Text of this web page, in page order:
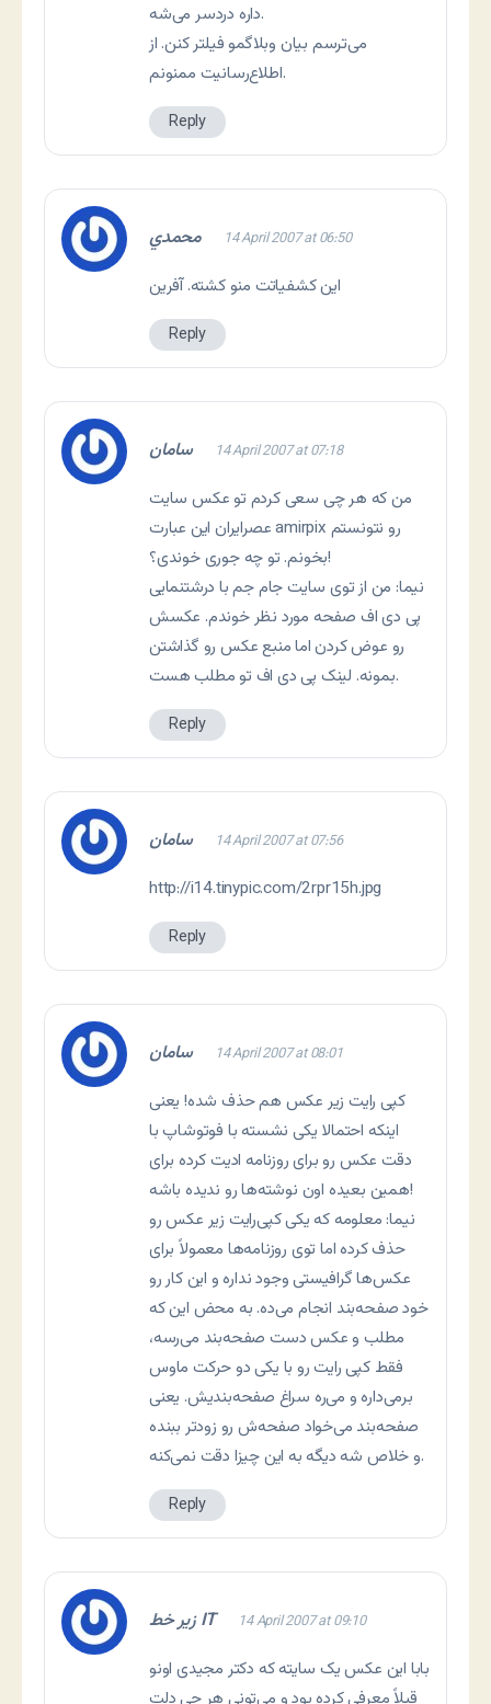
داره دردسر می‌شه.
می‌ترسم بیان وبلاگمو فیلتر کنن. از
اطلاع‌رسانیت ممنونم.
Reply
محمدي 14 April 2007 at 06:50
این كشفیاتت منو كشته. آفرین
Reply
سامان 14 April 2007 at 07:18
من که هر چی سعی کردم تو عکس سایت
عصرایران این عبارت amirpix رو نتونستم
بخونم. تو چه جوری خوندی؟!
نیما: من از توی سایت جام جم با درشتنمایی
پی دی اف صفحه مورد نظر خوندم. عکسش
رو عوض کردن اما منبع عکس رو گذاشتن
بمونه. لینک پی دی اف تو مطلب هست.
Reply
سامان 14 April 2007 at 07:56
http://i14.tinypic.com/2rpr15h.jpg
Reply
سامان 14 April 2007 at 08:01
کپی رایت زیر عکس هم حذف شده! یعنی
اینکه احتمالا یکی نشسته با فوتوشاپ با
دقت عکس رو برای روزنامه ادیت کرده برای
همین بعیده اون نوشته‌ها رو ندیده باشه!
نیما: معلومه که یکی کپی‌رایت زیر عکس رو
حذف کرده اما توی روزنامه‌ها معمولاً برای
عکس‌ها گرافیستی وجود نداره و این کار رو
خود صفحه‌بند انجام می‌ده. به محض این که
مطلب و عکس دست صفحه‌بند می‌رسه،
فقط کپی رایت رو با یکی دو حرکت ماوس
برمی‌داره و می‌ره سراغ صفحه‌بندیش. یعنی
صفحه‌بند می‌خواد صفحه‌ش رو زودتر ببنده
و خلاص شه دیگه به این چیزا دقت نمی‌کنه.
Reply
زیر خط IT 14 April 2007 at 09:10
بابا این عکس یک سایته که دکتر مجیدی اونو
قبلاً معرفی کرده بود و می‌تونی هر چی دلت